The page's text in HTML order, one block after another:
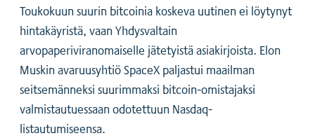
Toukokuun suurin bitcoinia koskeva uutinen ei löytynyt
hintakäyristä, vaan Yhdysvaltain
arvopaperiviranomaiselle jätetyistä asiakirjoista. Elon
Muskin avaruusyhtiö SpaceX paljastui maailman
seitsemänneksi suurimmaksi bitcoin-omistajaksi
valmistautuessaan odotettuun Nasdaq-
listautumiseensa.